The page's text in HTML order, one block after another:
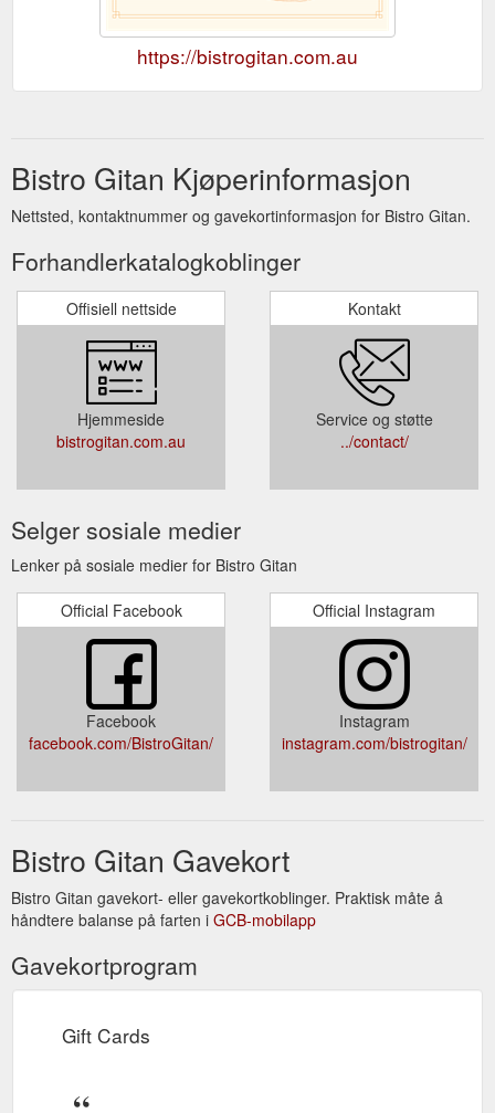
https://bistrogitan.com.au
Bistro Gitan Kjøperinformasjon
Nettsted, kontaktnummer og gavekortinformasjon for Bistro Gitan.
Forhandlerkatalogkoblinger
Offisiell nettside
Hjemmeside
bistrogitan.com.au
Kontakt
Service og støtte
../contact/
Selger sosiale medier
Lenker på sosiale medier for Bistro Gitan
Official Facebook
Facebook
facebook.com/BistroGitan/
Official Instagram
Instagram
instagram.com/bistrogitan/
Bistro Gitan Gavekort
Bistro Gitan gavekort- eller gavekortkoblinger. Praktisk måte å
håndtere balanse på farten i GCB-mobilapp
Gavekortprogram
Gift Cards